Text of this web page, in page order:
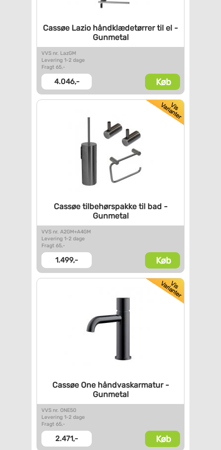
Cassøe Lazio håndklædetørrertil el -
Gunmetal
VVS nr. LazGM
Levering 1-2 dage
Fragt 65,-
4.046,- Køb
Cassøe tilbehørspakke til bad -
Gunmetal
VVS nr. A2GM+A4GM
Levering 1-2 dage
Fragt 65,-
1.499,- Køb
Cassøe One håndvaskarmatur -
Gunmetal
VVS nr. ONE50
Levering 1-2 dage
Fragt 65,-
2.471,- Køb